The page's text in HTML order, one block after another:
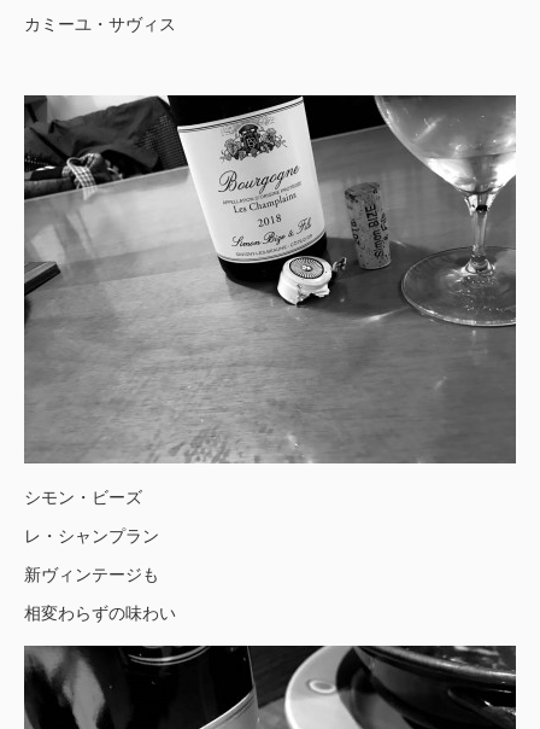
カミーユ・サヴィス
シモン・ビーズ
レ・シャンプラン
新ヴィンテージも
相変わらずの味わい